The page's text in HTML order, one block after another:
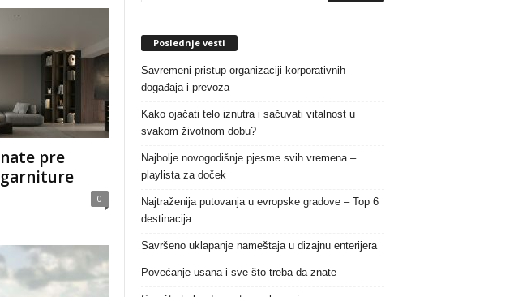
pre
0
Poslednje vesti
Savremeni pristup organizaciji korporativnih
događaja i prevoza
Kako ojačati telo iznutra i sačuvati vitalnost u
svakom životnom dobu?
Najbolje novogodišnje pjesme svih vremena –
playlista za doček
Najtraženija putovanja u evropske gradove – Top 6
destinacija
Savršeno uklapanje nameštaja u dizajnu enterijera
Povećanje usana i sve što treba da znate